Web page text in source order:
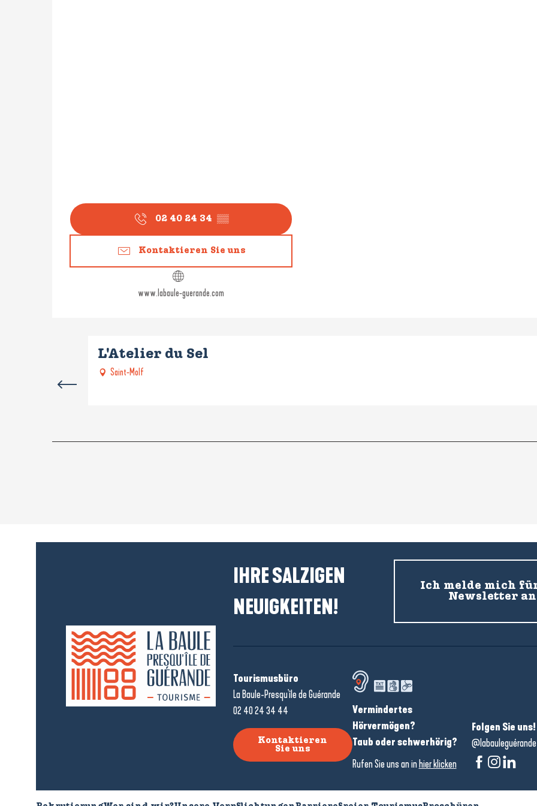
02 40 24 34 ▒▒
Kontaktieren Sie uns
www.labaule-guerande.com
L'Atelier du Sel
Saint-Molf
IHRE SALZIGEN
NEUIGKEITEN!
Ich melde mich
Newsletter an
Tourismusbüro
La Baule-Presqu'île de Guérande
02 40 24 34 44
Kontaktieren
Sie uns
Vermindertes
Hörvermögen?
Taub oder schwerhörig?
Rufen Sie uns an in hier klicken
Folgen Sie uns!
@labauleguérande